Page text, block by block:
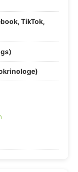
TikTok,